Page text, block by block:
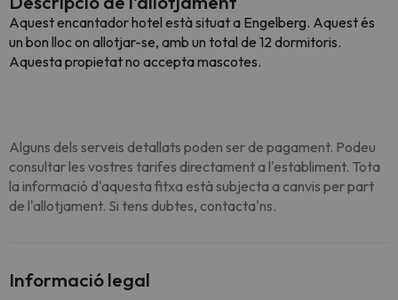
Aquest encantador hotel està situat a Engelberg. Aquest és
un bon lloc on allotjar-se, amb un total de 12 dormitoris.
Aquesta propietat no accepta mascotes.
Alguns dels serveis detallats poden ser de pagament. Podeu
consultar les vostres tarifes directament a l'establiment. Tota
la informació d'aquesta fitxa està subjecta a canvis per part
de l'allotjament. Si tens dubtes, contacta'ns.
Informació legal